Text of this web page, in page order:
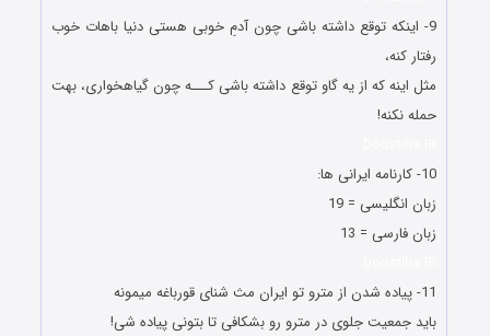
9- اینکه توقع داشته باشی چون آدمِ خوبی هستی دنیا باهات خوب
رفتار کنه،
مثل اینه که از یه گاو توقع داشته باشی کـــه چون گیاهخواری، بهت
حمله نکنه!
10- کارنامه ایرانی ها:
زبان انگلیسی = 19
زبان فارسی = 13
11- پیاده شدن از مترو تو ایران مث شنای قورباغه میمونه
باید جمعیت جلوی در مترو رو بشکافی تا بتونی پیاده شی!